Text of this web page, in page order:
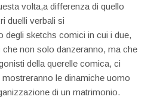
volta,a differenza di quello
duelli verbali si
degli sketchs comici in cui i due,
che non solo danzeranno, ma che
della querelle comica, ci
le dinamiche uomo
di un matrimonio.